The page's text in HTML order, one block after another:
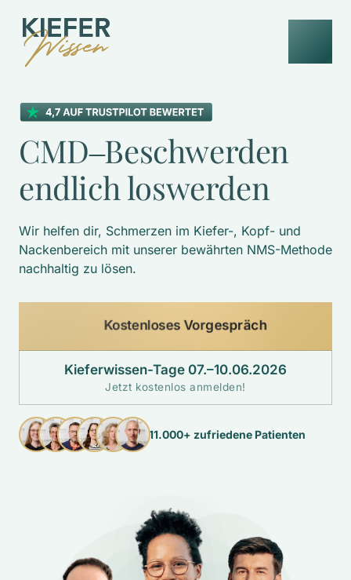
CMD‒
endlich loswerden
Wir helfen dir, Schmerzen im Kiefer-, Kopf- und
Nackenbereich mit unserer bewährten NMS-Methode
nachhaltig zu lösen.
Kostenloses Vorgespräch
Kieferwissen-Tage 07.–10.06.2026
Jetzt kostenlos anmelden!
11.000+ zufriedene Patienten